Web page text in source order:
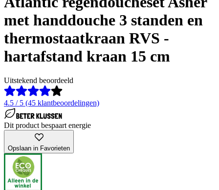
met handdouche 3 standen en
thermostaatkraan RVS -
hartafstand kraan 15 cm
Uitstekend beoordeeld
4.5 / 5 (45 klantbeoordelingen)
Dit product bespaart energie
Opslaan in Favorieten